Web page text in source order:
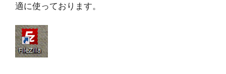
適に使っております。